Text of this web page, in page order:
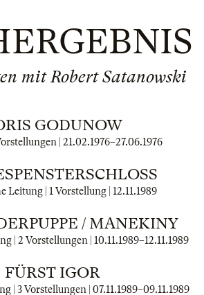
mit Robert Satanowski
GODUNOW
| 21.02.1976–27.06.1976
Leitung | 1 Vorstellung | 12.11.1989
/ MANEKINY
| 2 Vorstellungen | 10.11.1989–12.11.1989
FÜRST IGOR
| 3 Vorstellungen | 07.11.1989–09.11.1989